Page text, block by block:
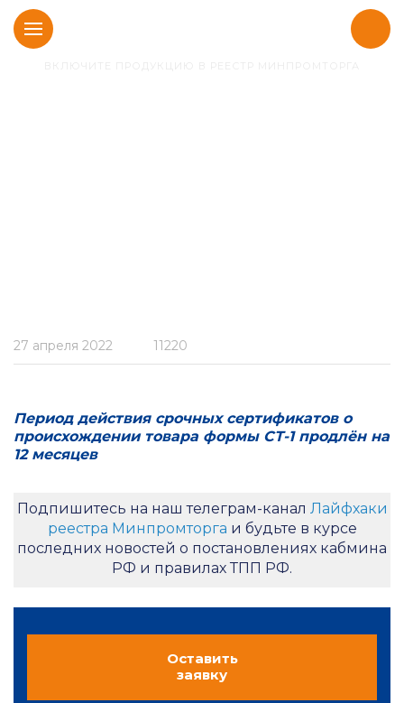
27 апреля 2022 11220
Период действия срочных сертификатов о
происхождении товара формы СТ-1 продлён на
12 месяцев
Подпишитесь на наш телеграм-канал Лайфхаки
реестра Минпромторга и будьте в курсе
последних новостей о постановлениях кабмина
РФ и правилах ТПП РФ.
Оставить
заявку